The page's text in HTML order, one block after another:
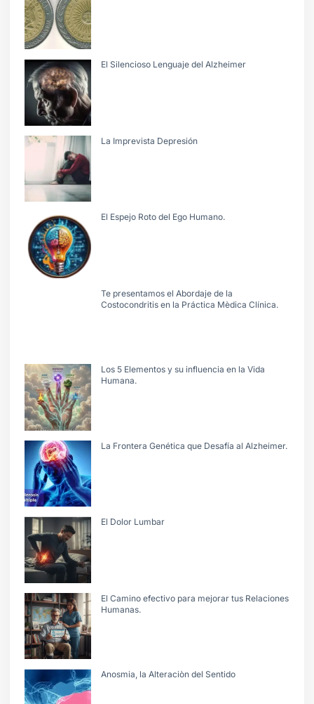
El Silencioso Lenguaje del Alzheimer
La Imprevista Depresión
El Espejo Roto del Ego Humano.
Te presentamos el Abordaje de la
Costocondritis en la Práctica Mèdica Clínica.
Los 5 Elementos y su influencia en la Vida
Humana.
La Frontera Genética que Desafía al Alzheimer.
El Dolor Lumbar
El Camino efectivo para mejorar tus Relaciones
Humanas.
Anosmia, la Alteraciòn del Sentido